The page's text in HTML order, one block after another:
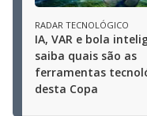
RADAR TECNOLÓGICO
IA, VAR e bola
saiba quais são as
ferramentas
desta Copa